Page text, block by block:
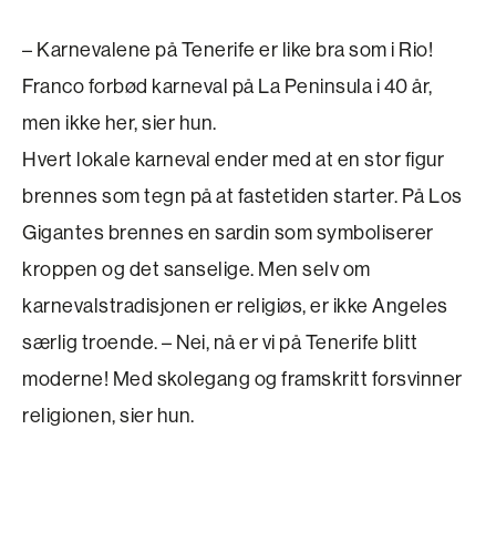
– Karnevalene på Tenerife er like bra som i Rio!
Franco forbød karneval på La Peninsula i 40 år,
men ikke her, sier hun.
Hvert lokale karneval ender med at en stor figur
brennes som tegn på at fastetiden starter. På Los
Gigantes brennes en sardin som symboliserer
kroppen og det sanselige. Men selv om
karnevalstradisjonen er religiøs, er ikke Angeles
særlig troende. – Nei, nå er vi på Tenerife blitt
moderne! Med skolegang og framskritt forsvinner
religionen, sier hun.